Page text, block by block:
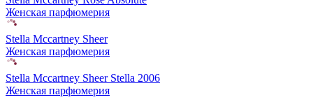
Женская парфюмерия
Stella Mccartney Sheer
Женская парфюмерия
Stella Mccartney Sheer Stella 2006
Женская парфюмерия